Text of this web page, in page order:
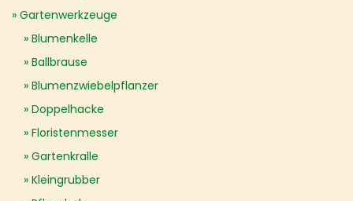
Gartenwerkzeuge
Blumenkelle
Ballbrause
Blumenzwiebelpflanzer
Doppelhacke
Floristenmesser
Gartenkralle
Kleingrubber